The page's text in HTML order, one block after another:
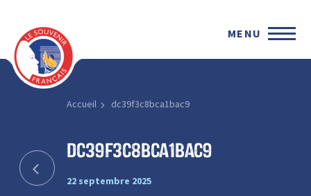
MENU
Accueil dc39f3c8bca1bac9
dc39f3c8bca1bac9
22 septembre 2025